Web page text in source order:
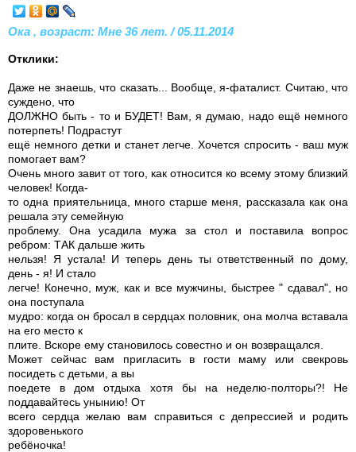
Ока , возраст: Мне 36 лет. / 05.11.2014
Отклики:
Даже не знаешь, что сказать... Вообще, я-фаталист. Считаю, что
суждено, что
ДОЛЖНО быть - то и БУДЕТ! Вам, я думаю, надо ещё немного
потерпеть! Подрастут
ещё немного детки и станет легче. Хочется спросить - ваш муж
помогает вам?
Очень много завит от того, как относится ко всему этому близкий
человек! Когда-
то одна приятельница, много старше меня, рассказала как она
решала эту семейную
проблему. Она усадила мужа за стол и поставила вопрос
ребром: ТАК дальше жить
нельзя! Я устала! И теперь день ты ответственный по дому,
день - я! И стало
легче! Конечно, муж, как и все мужчины, быстрее " сдавал", но
она поступала
мудро: когда он бросал в сердцах половник, она молча вставала
на его место к
плите. Вскоре ему становилось совестно и он возвращался.
Может сейчас вам пригласить в гости маму или свекровь
посидеть с детьми, а вы
поедете в дом отдыха хотя бы на неделю-полторы?! Не
поддавайтесь унынию! От
всего сердца желаю вам справиться с депрессией и родить
здоровенького
ребёночка!